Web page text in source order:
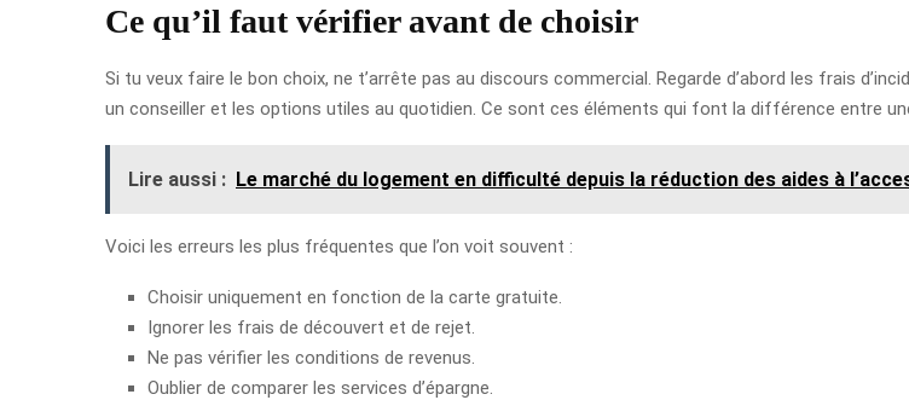
Ce qu’il faut vérifier avant de choisir
Si tu veux faire le bon choix, ne t’arrête pas au discours commercial. Regarde d’abord les frais
un conseiller et les options utiles au quotidien. Ce sont ces éléments qui font la différence entre
Lire aussi : Le marché du logement en difficulté depuis la réduction des aides à
Voici les erreurs les plus fréquentes que l’on voit souvent :
Choisir uniquement en fonction de la carte gratuite.
Ignorer les frais de découvert et de rejet.
Ne pas vérifier les conditions de revenus.
Oublier de comparer les services d’épargne.